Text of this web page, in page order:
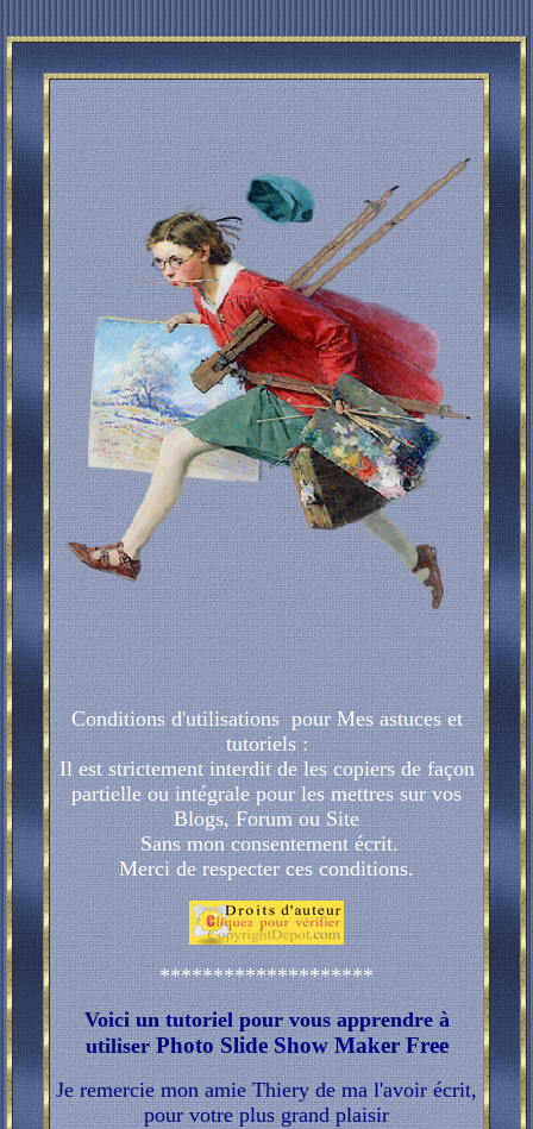
Conditions d'utilisations pour Mes astuces et
tutoriels :
Il est strictement interdit de les copiers de façon
partielle ou intégrale pour les mettres sur vos
Blogs, Forum ou Site
Sans mon consentement écrit.
Merci de respecter ces conditions.
********************
Voici un tutoriel pour vous apprendre à
utiliserPhoto Slide Show Maker Free
Je remercie mon amie Thiery de ma l'avoir écrit,
pour votre plus grand plaisir